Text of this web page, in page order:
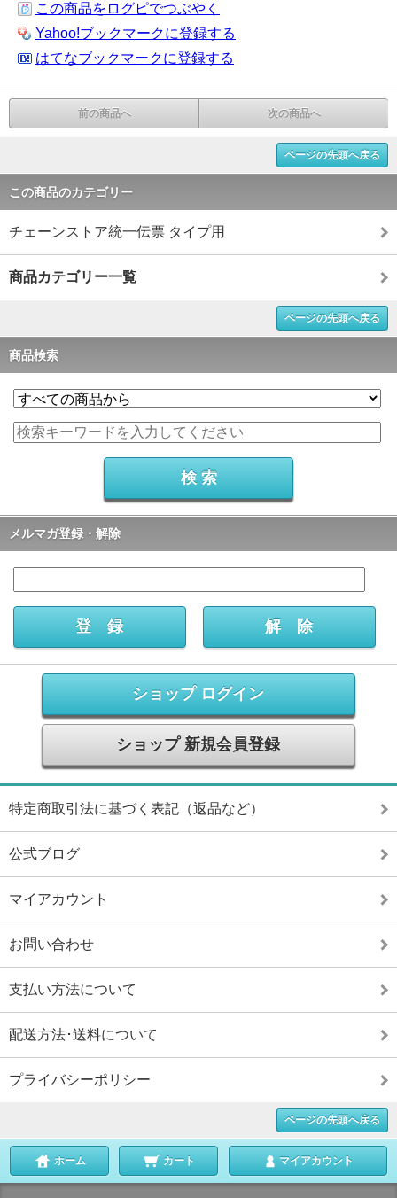
この商品をログピでつぶやく
Yahoo!ブックマークに登録する
はてなブックマークに登録する
前の商品へ 次の商品へ
ページの先頭へ戻る
この商品のカテゴリー
チェーンストア統一伝票 タイプ用
商品カテゴリー一覧
ページの先頭へ戻る
商品検索
メルマガ登録・解除
ショップ ログイン
ショップ 新規会員登録
特定商取引法に基づく表記（返品など）
公式ブログ
マイアカウント
お問い合わせ
支払い方法について
配送方法･送料について
プライバシーポリシー
ページの先頭へ戻る
ホーム カート マイアカウント